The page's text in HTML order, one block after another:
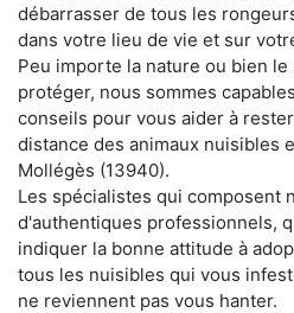
débarrasser de tous les
dans votre lieu de vie et sur
Peu importe la nature ou bien
protéger, nous sommes
conseils pour vous aider à
distance des animaux nuisibles
Mollégès (13940).
Les spécialistes qui composent
d'authentiques professionnels,
indiquer la bonne attitude à
tous les nuisibles qui vous
ne reviennent pas vous hanter.